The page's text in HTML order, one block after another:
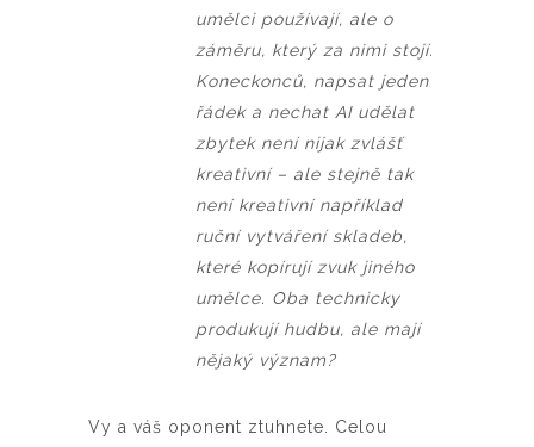
umělci používají, ale o
záměru, který za nimi stojí.
Koneckonců, napsat jeden
řádek a nechat AI udělat
zbytek není nijak zvlášť
kreativní – ale stejně tak
není kreativní například
ruční vytváření skladeb,
které kopírují zvuk jiného
umělce. Oba technicky
produkují hudbu, ale mají
nějaký význam?
Vy a váš oponent ztuhnete. Celou